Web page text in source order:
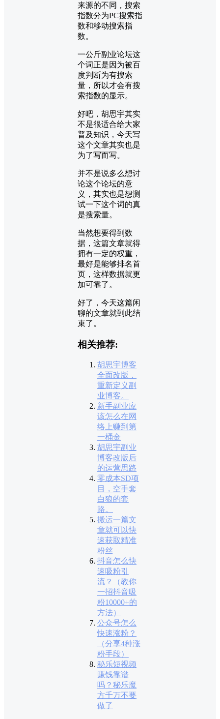
来源的不同，搜索
指数分为PC搜索指
数和移动搜索指
数。
一公斤副业论坛这
个词正是因为被百
度判断为有搜索
量，所以才会有搜
索指数的显示。
好吧，胡思宇其实
不是很适合给大家
普及知识，今天写
这个文章其实也是
为了写而写。
并不是说多么想讨
论这个论坛的意
义，其实也是想测
试一下这个词的真
是搜索量。
当然想要得到数
据，这篇文章就得
拥有一定的权重，
最好是能够排名首
页，这样数据就更
加可靠了。
好了，今天这篇闲
聊的文章就到此结
束了。
相关推荐:
胡思宇博客
全面改版，
重新定义副
业博客。
新手副业应
该怎么在网
络上赚到第
一桶金
胡思宇副业
博客改版后
的运营思路
零成本SD项
目，空手套
白狼的套
路。
搬运一篇文
章就可以快
速获取精准
粉丝
抖音怎么快
速吸粉引
流？（教你
一招抖音吸
粉10000+的
方法）
公众号怎么
快速涨粉？
（分享4种涨
粉手段）
秘乐短视频
赚钱靠谱
吗？秘乐魔
方千万不要
做了